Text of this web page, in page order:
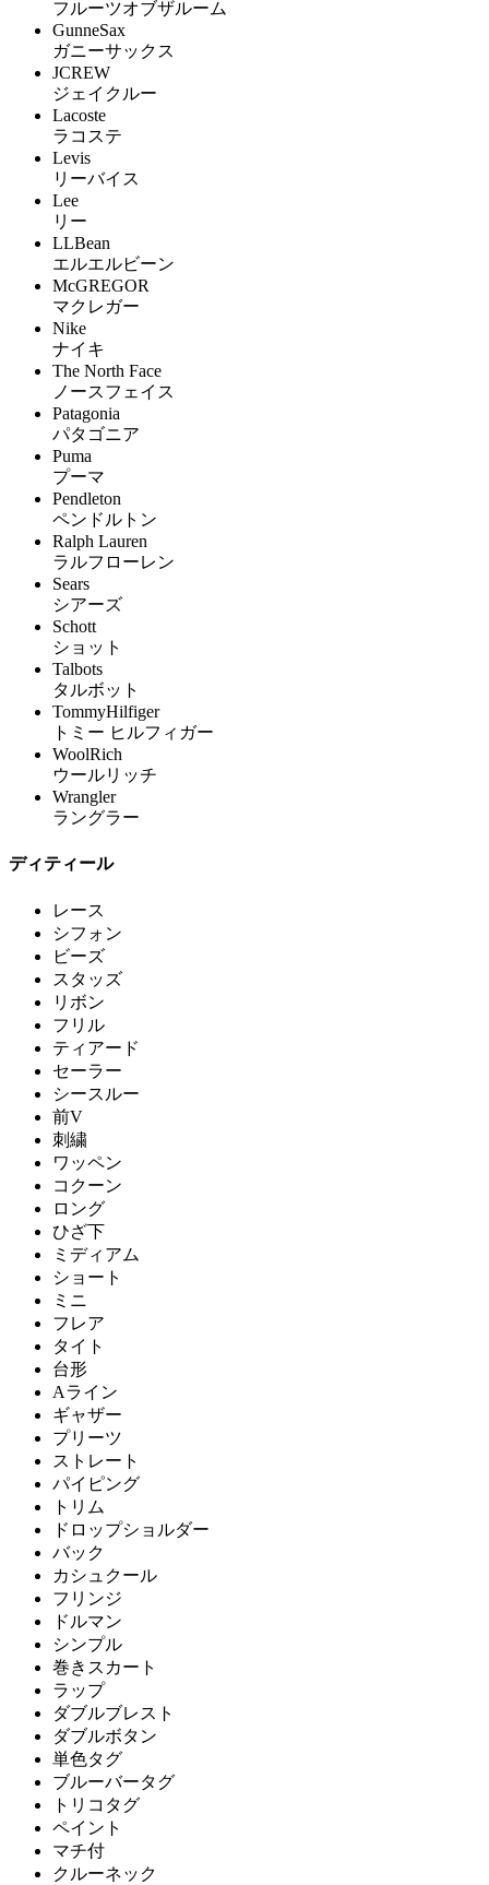
フルーツオブザルーム
GunneSax
ガニーサックス
JCREW
ジェイクルー
Lacoste
ラコステ
Levis
リーバイス
Lee
リー
LLBean
エルエルビーン
McGREGOR
マクレガー
Nike
ナイキ
The North Face
ノースフェイス
Patagonia
パタゴニア
Puma
プーマ
Pendleton
ペンドルトン
Ralph Lauren
ラルフローレン
Sears
シアーズ
Schott
ショット
Talbots
タルボット
TommyHilfiger
トミー ヒルフィガー
WoolRich
ウールリッチ
Wrangler
ラングラー
ディティール
レース
シフォン
ビーズ
スタッズ
リボン
フリル
ティアード
セーラー
シースルー
前V
刺繍
ワッペン
コクーン
ロング
ひざ下
ミディアム
ショート
ミニ
フレア
タイト
台形
Aライン
ギャザー
プリーツ
ストレート
パイピング
トリム
ドロップショルダー
バック
カシュクール
フリンジ
ドルマン
シンプル
巻きスカート
ラップ
ダブルブレスト
ダブルボタン
単色タグ
ブルーバータグ
トリコタグ
ペイント
マチ付
クルーネック